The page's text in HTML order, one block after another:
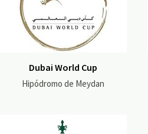
Dubai World Cup
Hipódromo de Meydan